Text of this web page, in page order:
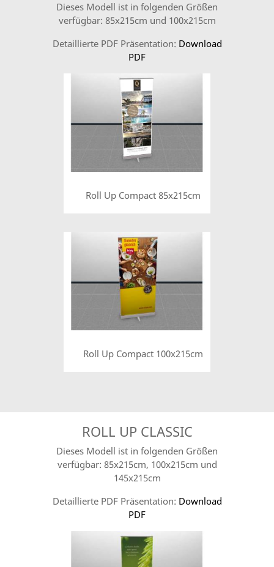
Dieses Modell ist in folgenden Größen
verfügbar: 85x215cm und 100x215cm
Detaillierte PDF Präsentation: Download
PDF
Roll Up Compact 85x215cm
Roll Up Compact 100x215cm
ROLL UP CLASSIC
Dieses Modell ist in folgenden Größen
verfügbar: 85x215cm, 100x215cm und
145x215cm
Detaillierte PDF Präsentation: Download
PDF